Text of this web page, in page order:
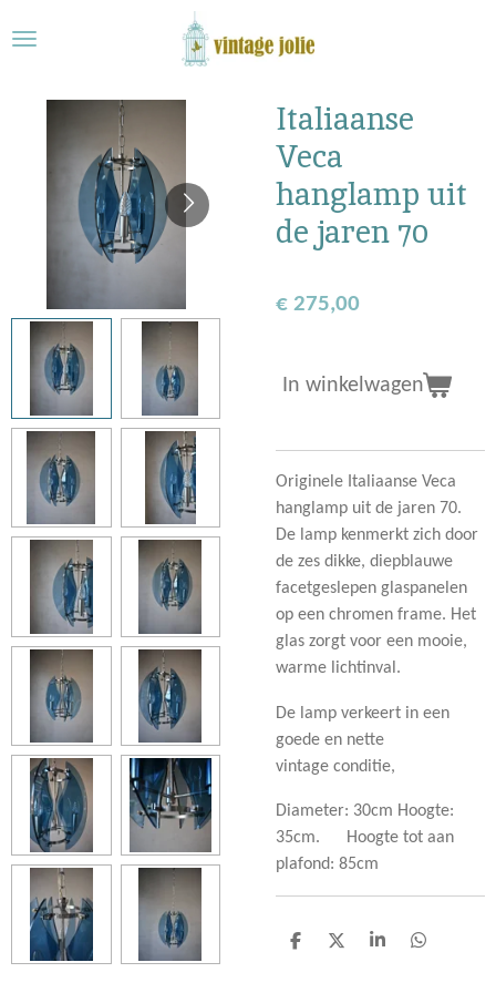
direct
Italiaanse
Veca
hanglamp uit
de jaren 70
€ 275,00
In winkelwagen
Originele Italiaanse Veca
hanglamp uit de jaren 70.
De lamp kenmerkt zich door
de zes dikke, diepblauwe
facetgeslepen glaspanelen
op een chromen frame. Het
glas zorgt voor een mooie,
warme lichtinval.
De lamp verkeert in een
goede en nette
vintage conditie,
Diameter: 30cm Hoogte:
35cm. Hoogte tot aan
plafond: 85cm
D
D
S
D